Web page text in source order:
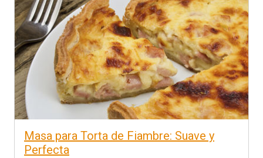
Masa para Torta de Fiambre: Suave y
Perfecta